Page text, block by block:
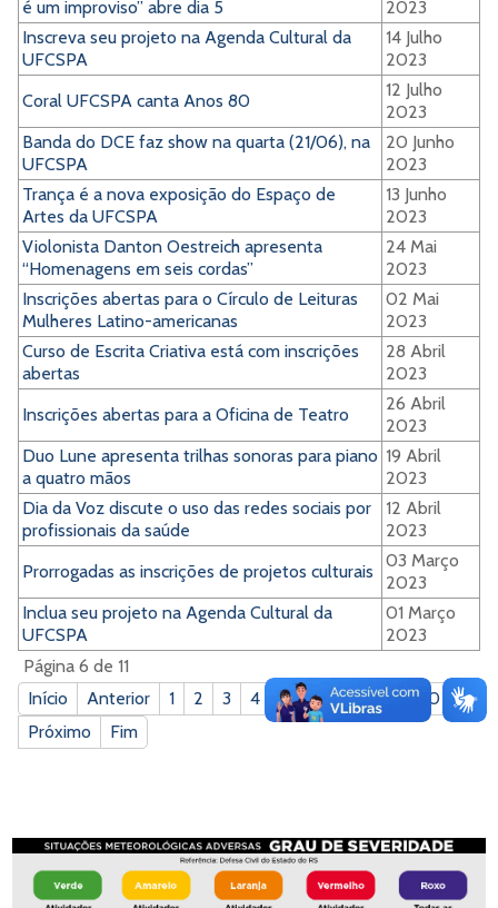
é um improviso” abre dia 5
2023
Inscreva seu projeto na Agenda Cultural da
UFCSPA
14 Julho
2023
Coral UFCSPA canta Anos 80
12 Julho
2023
Banda do DCE faz show na quarta (21/06), na
UFCSPA
20 Junho
2023
Trança é a nova exposição do Espaço de
Artes da UFCSPA
13 Junho
2023
Violonista Danton Oestreich apresenta
“Homenagens em seis cordas”
24 Mai
2023
Inscrições abertas para o Círculo de Leituras
Mulheres Latino-americanas
02 Mai
2023
Curso de Escrita Criativa está com inscrições
abertas
28 Abril
2023
Inscrições abertas para a Oficina de Teatro
26 Abril
2023
Duo Lune apresenta trilhas sonoras para piano
a quatro mãos
19 Abril
2023
Dia da Voz discute o uso das redes sociais por
profissionais da saúde
12 Abril
2023
Prorrogadas as inscrições de projetos culturais
03 Março
2023
Inclua seu projeto na Agenda Cultural da
UFCSPA
01 Março
2023
Página 6 de 11
Início
Anterior 1 2 3 4 5 6 7 8 9
10
Próximo
Fim